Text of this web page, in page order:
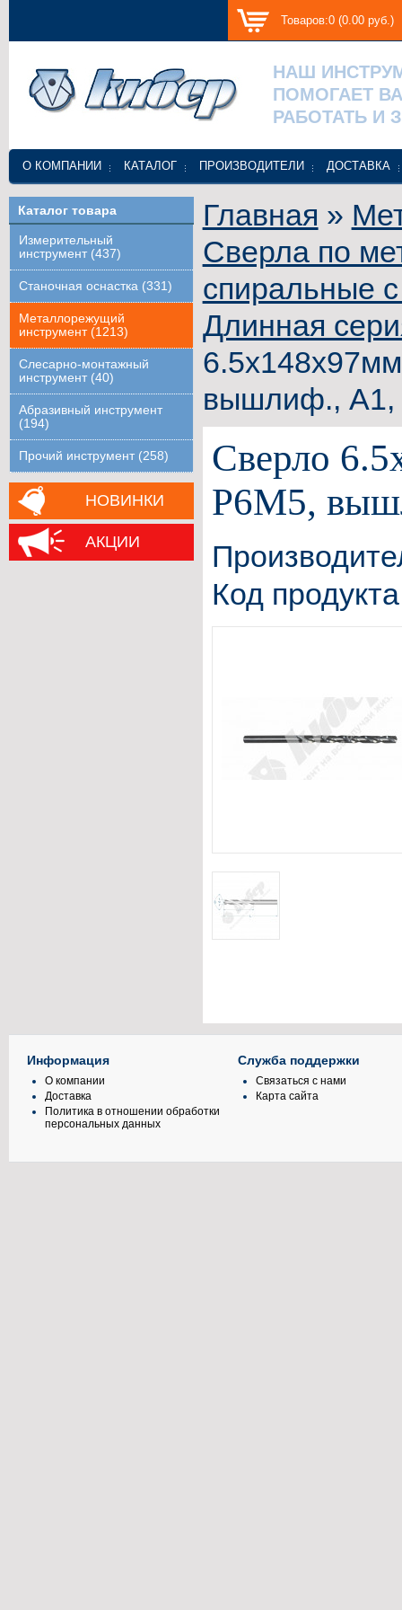
Товаров:0 (0.00 руб.)
НАШ
ПОМОГАЕТ
РАБОТАТЬ И
О КОМПАНИИ КАТАЛОГ ПРОИЗВОДИТЕЛИ ДОСТАВКА
Каталог товара
Измерительный
инструмент (437)
Станочная оснастка (331)
Металлорежущий
инструмент (1213)
Слесарно-монтажный
инструмент (40)
Абразивный инструмент
(194)
Прочий инструмент (258)
НОВИНКИ
АКЦИИ
Главная »
Сверла по
спиральные
Длинная
вышлиф., А1,
Сверло
Р6М5,
Код
Информация
О компании
Доставка
Политика в отношении обработки
персональных данных
Служба поддержки
Связаться с нами
Карта сайта